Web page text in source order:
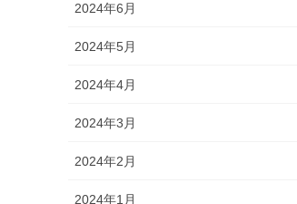
2024年6月
2024年5月
2024年4月
2024年3月
2024年2月
2024年1月